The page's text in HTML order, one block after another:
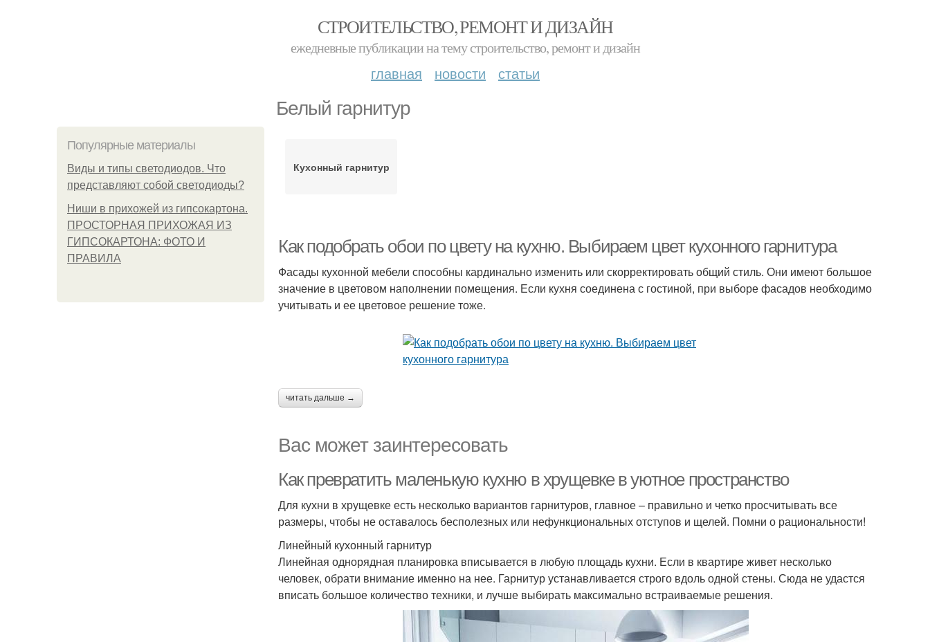
СТРОИТЕЛЬСТВО, РЕМОНТ И ДИЗАЙН
ежедневные публикации на тему строительство, ремонт и дизайн
главная новости статьи
Белый гарнитур
Популярные материалы
Виды и типы светодиодов. Что
представляют собой светодиоды?
Ниши в прихожей из гипсокартона.
ПРОСТОРНАЯ ПРИХОЖАЯ ИЗ
ГИПСОКАРТОНА: ФОТО И
ПРАВИЛА
Кухонный гарнитур
Как подобрать обои по цвету на кухню. Выбираем цвет кухонного гарнитура
Фасады кухонной мебели способны кардинально изменить или скорректировать общий стиль. Они имеют большое
значение в цветовом наполнении помещения. Если кухня соединена с гостиной, при выборе фасадов необходимо
учитывать и ее цветовое решение тоже.
читать дальше →
Вас может заинтересовать
Как превратить маленькую кухню в хрущевке в уютное пространство
Для кухни в хрущевке есть несколько вариантов гарнитуров, главное – правильно и четко просчитывать все
размеры, чтобы не оставалось бесполезных или нефункциональных отступов и щелей. Помни о рациональности!
Линейный кухонный гарнитур
Линейная однорядная планировка вписывается в любую площадь кухни. Если в квартире живет несколько
человек, обрати внимание именно на нее. Гарнитур устанавливается строго вдоль одной стены. Сюда не удастся
вписать большое количество техники, и лучше выбирать максимально встраиваемые решения.